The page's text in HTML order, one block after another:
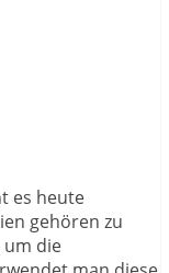
es heute
gehören zu
um die